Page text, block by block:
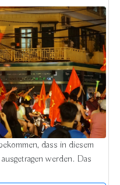
dass in diesem
werden. Das